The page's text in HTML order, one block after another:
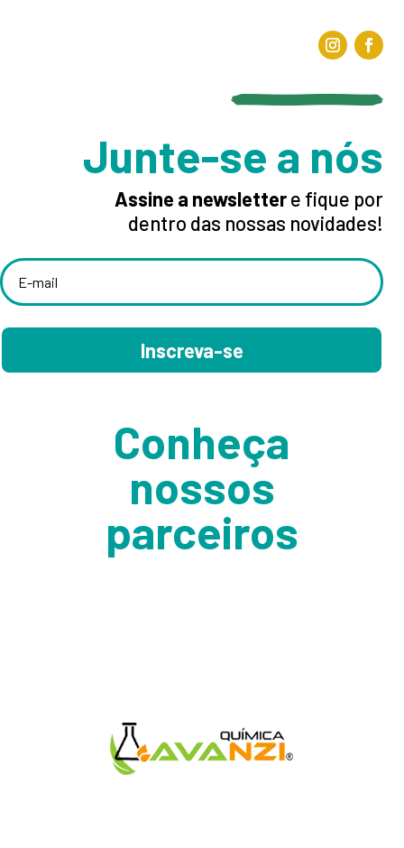
Junte-se a nós
Assine a newslettere fique por
dentro das nossas novidades!
Inscreva-se
Conheça
nossos
parceiros